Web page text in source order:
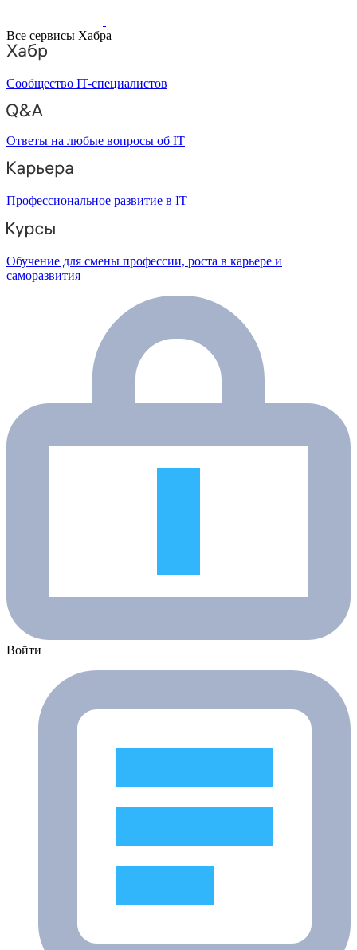
Все сервисы Хабра
Сообщество IT-специалистов
Ответы на любые вопросы об IT
Профессиональное развитие в IT
Обучение для смены профессии, роста в карьере и
саморазвития
Войти